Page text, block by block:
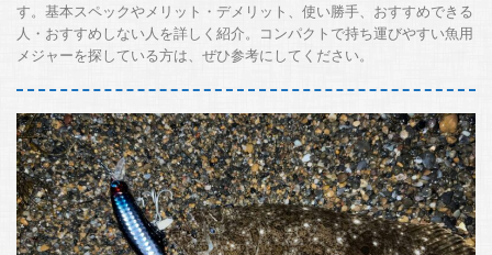
す。基本スペックやメリット・デメリット、使い勝手、おすすめできる
人・おすすめしない人を詳しく紹介。コンパクトで持ち運びやすい魚用
メジャーを探している方は、ぜひ参考にしてください。